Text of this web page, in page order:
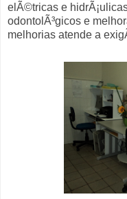
elÃ©tricas e
odontolÃ³gicos e
melhorias atende a